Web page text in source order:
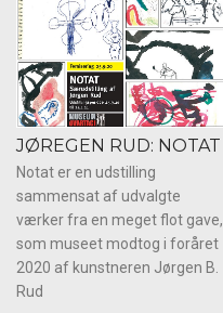
JØREGEN RUD: NOTAT
Notat er en udstilling
sammensat af udvalgte
værker fra en meget flot gave,
som museet modtog i foråret
2020 af kunstneren Jørgen B.
Rud